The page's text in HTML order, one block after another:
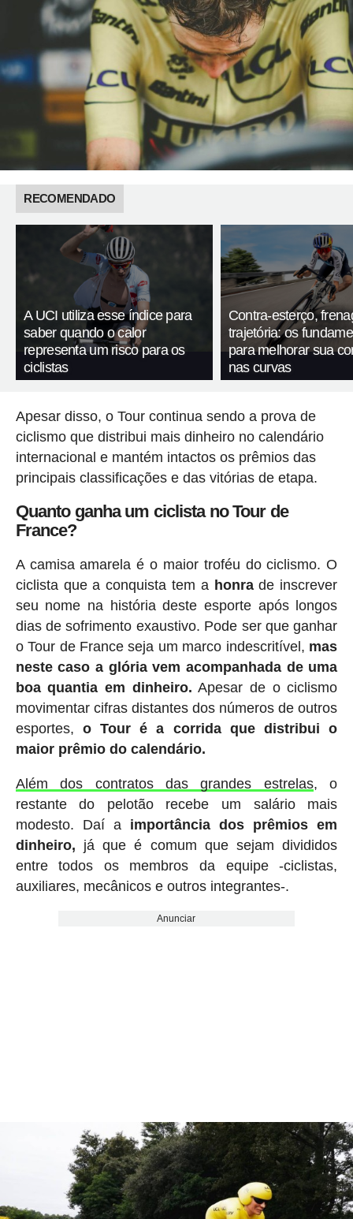
RECOMENDADO
A UCI utiliza esse índice para
saber quando o calor
representa um risco para os
ciclistas
Contra-esterço,
trajetória: os
para melhorar sua
nas curvas
Apesar disso, o Tour continua sendo a prova de
ciclismo que distribui mais dinheiro no calendário
internacional e mantém intactos os prêmios das
principais classificações e das vitórias de etapa.
Quanto ganha um ciclista no Tour de
France?
A camisa amarela é o maior troféu do ciclismo. O
ciclista que a conquista tem a honrade inscrever
seu nome na história deste esporte após longos
dias de sofrimento exaustivo. Pode ser que ganhar
o Tour de France seja um marco indescritível, mas
neste caso a glória vem acompanhada de uma
boa quantia em dinheiro. Apesar de o ciclismo
movimentar cifras distantes dos números de outros
esportes, o Tour é a corrida que distribui o
maior prêmio do calendário.
Além dos contratos das grandes estrelas, o
restante do pelotão recebe um salário mais
modesto. Daí a importância dos prêmios em
dinheiro, já que é comum que sejam divididos
entre todos os membros da equipe -ciclistas,
auxiliares, mecânicos e outros integrantes-.
Anunciar